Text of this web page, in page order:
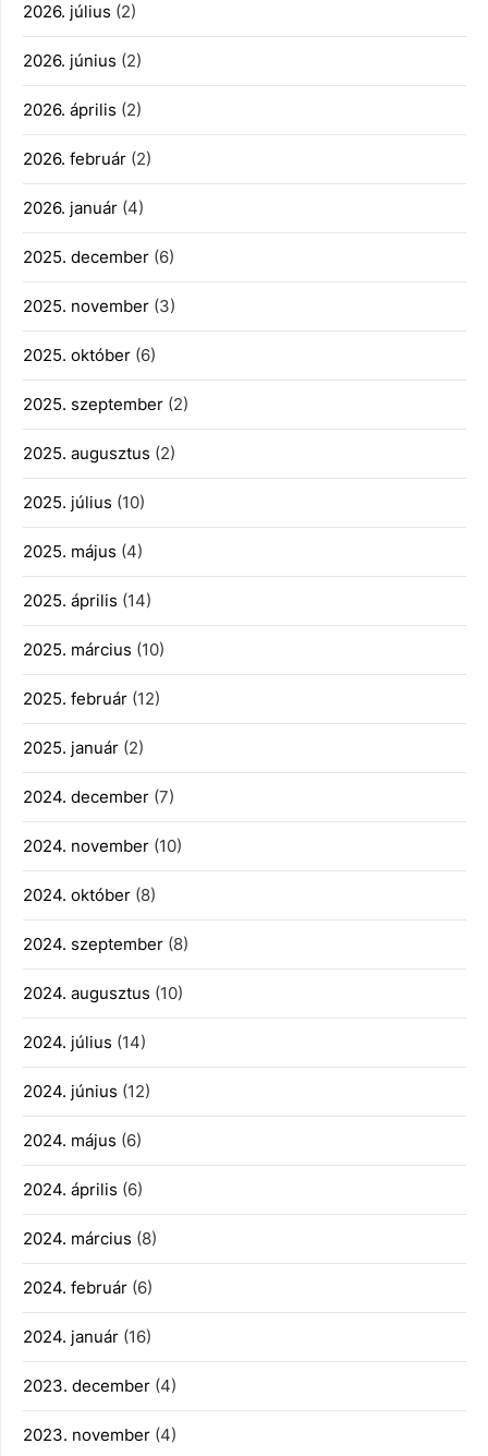
2026. július (2)
2026. június (2)
2026. április (2)
2026. február (2)
2026. január (4)
2025. december (6)
2025. november (3)
2025. október (6)
2025. szeptember (2)
2025. augusztus (2)
2025. július (10)
2025. május (4)
2025. április (14)
2025. március (10)
2025. február (12)
2025. január (2)
2024. december (7)
2024. november (10)
2024. október (8)
2024. szeptember (8)
2024. augusztus (10)
2024. július (14)
2024. június (12)
2024. május (6)
2024. április (6)
2024. március (8)
2024. február (6)
2024. január (16)
2023. december (4)
2023. november (4)